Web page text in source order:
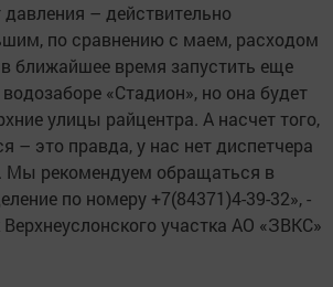
давления – действительно
по сравнению с маем, расходом
ближайшее время запустить еще
«Стадион», но она будет
улицы райцентра. А насчет того,
– это правда, у нас нет диспетчера
Мы рекомендуем обращаться в
по номеру +7(84371)4-39-32», -
участка АО «ЗВКС»